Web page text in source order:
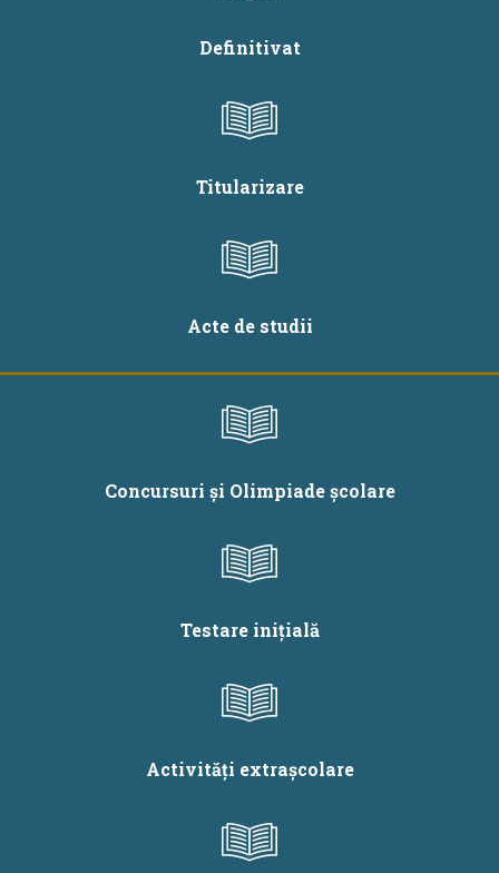
Definitivat
Titularizare
Acte de studii
Concursuri și Olimpiade școlare
Testare inițială
Activități extrașcolare